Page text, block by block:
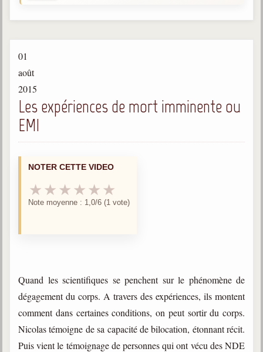
1910-2002
1927-2025
Bibliothèque
Documents
Citations
01
août
2015
Les expériences de mort imminente ou
EMI
NOTER CETTE VIDEO
★ ★ ★ ★ ★ ★
Note moyenne : 1,0/6 (1 vote)
Quand les scientifiques se penchent sur le phénomène de
dégagement du corps. A travers des expériences, ils montent
comment dans certaines conditions, on peut sortir du corps.
Nicolas témoigne de sa capacité de bilocation, étonnant récit.
Puis vient le témoignage de personnes qui ont vécu des NDE